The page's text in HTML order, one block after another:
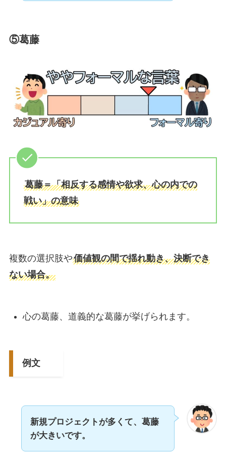
⑤葛藤
葛藤＝「相反する感情や欲求、心の内での
戦い」の意味
複数の選択肢や価値観の間で揺れ動き、決断でき
ない場合。
心の葛藤、道義的な葛藤が挙げられます。
例文
新規プロジェクトが多くて、葛藤
が大きいです。